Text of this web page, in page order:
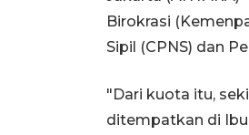
Birokrasi
Sipil (CPNS) dan
"Dari kuota itu,
ditempatkan di